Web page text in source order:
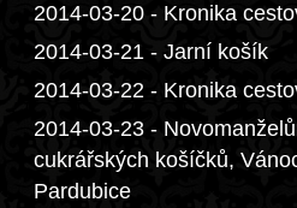
2014-03-20 - Kronika
2014-03-21 - Jarní košík
2014-03-22 - Kronika
2014-03-23 -
cukrářských košíčků,
Pardubice